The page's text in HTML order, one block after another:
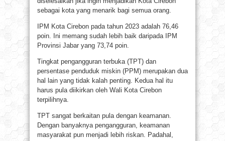
sebagai kota yang menarik bagi semua orang.
IPM Kota Cirebon pada tahun 2023 adalah 76,46
poin. Ini memang sudah lebih baik daripada IPM
Provinsi Jabar yang 73,74 poin.
Tingkat pengangguran terbuka (TPT) dan
persentase penduduk miskin (PPM) merupakan dua
hal lain yang tidak kalah penting. Kedua hal itu
harus pula diikirkan oleh Wali Kota Cirebon
terpilihnya.
TPT sangat berkaitan pula dengan keamanan.
Dengan banyaknya pengangguran, keamanan
masyarakat pun menjadi lebih riskan. Padahal,